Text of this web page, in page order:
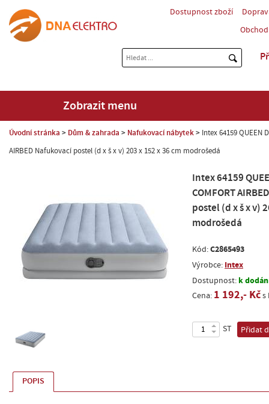
Dostupnost zboží
Zobrazit menu
Úvodní stránka Dům & zahrada Nafukovací nábytek Intex 64159 QUEEN
AIRBED Nafukovací postel (d x š x v) 203 x 152 x 36 cm modrošedá
Intex 64159
COMFORT
postel (d x š x v)
modrošedá
Kód:C2865493
Výrobce: Intex
Dostupnost:k
Cena: 1 192,- Kčs
ST Přidat
POPIS